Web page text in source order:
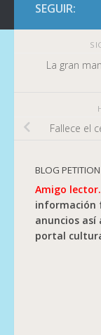
SEGUIR:
La gran
Fallece el
BLOG PETITION
Amigo lector.
información
anuncios
portal